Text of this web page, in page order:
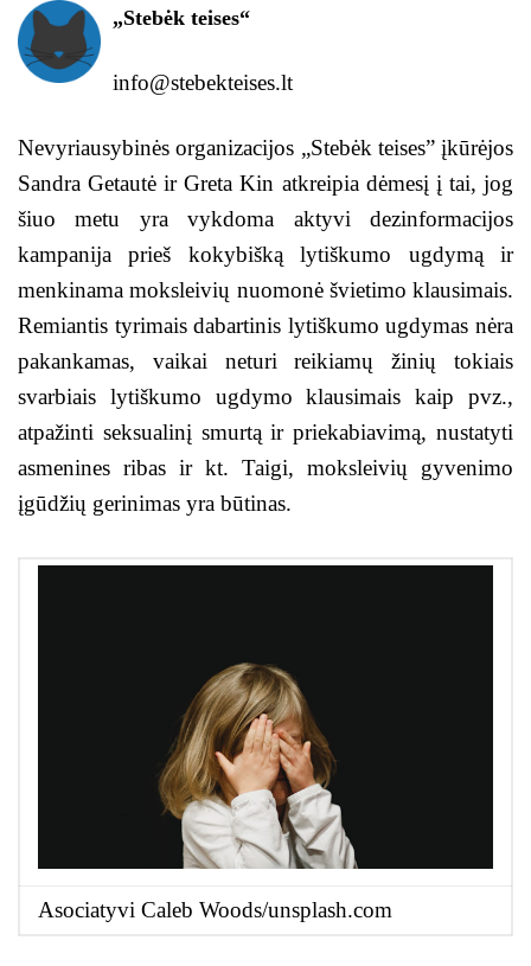
„Stebėk teises“
info@stebekteises.lt
Nevyriausybinės organizacijos „Stebėk teises” įkūrėjos
Sandra Getautė ir Greta Kin atkreipia dėmesį į tai, jog
šiuo metu yra vykdoma aktyvi dezinformacijos
kampanija prieš kokybišką lytiškumo ugdymą ir
menkinama moksleivių nuomonė švietimo klausimais.
Remiantis tyrimais dabartinis lytiškumo ugdymas nėra
pakankamas, vaikai neturi reikiamų žinių tokiais
svarbiais lytiškumo ugdymo klausimais kaip pvz.,
atpažinti seksualinį smurtą ir priekabiavimą, nustatyti
asmenines ribas ir kt. Taigi, moksleivių gyvenimo
įgūdžių gerinimas yra būtinas.
Asociatyvi Caleb Woods/unsplash.com